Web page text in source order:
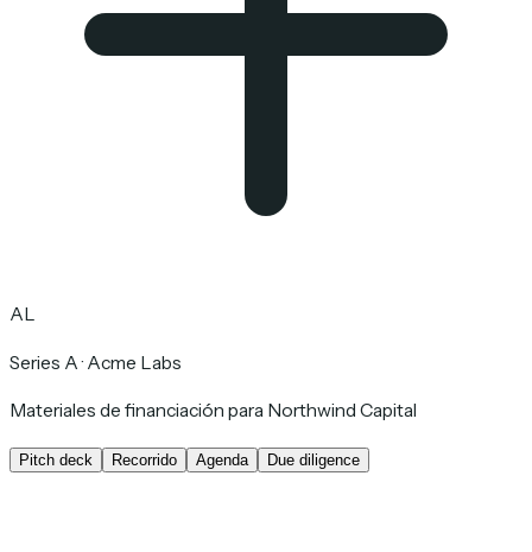
AL
Series A · Acme Labs
Materiales de financiación para Northwind Capital
Pitch deck Recorrido Agenda Due diligence